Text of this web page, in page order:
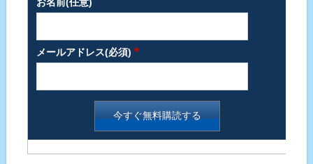
お名前(任意)
メールアドレス(必須) *